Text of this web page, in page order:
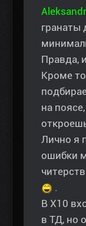
гранаты
Правда,
Кроме
на
Лично я
ошибки
.
В Х10
в ТД, но